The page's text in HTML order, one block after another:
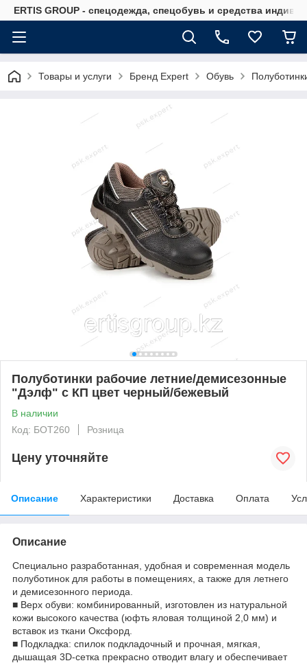
ERTIS GROUP - спецодежда, спецобувь и средства
Товары и услуги Бренд Expert Обувь
Полуботинки рабочие летние/демисезонные
"Дэлф" с КП цвет черный/бежевый
В наличии
Код: БОТ260
Розница
Цену уточняйте
Описание Характеристики Доставка Оплата
Описание
Специально разработанная, удобная и современная модель
полуботинок для работы в помещениях, а также для летнего
и демисезонного периода.
■ Верх обуви: комбинированный, изготовлен из натуральной
кожи высокого качества (юфть яловая толщиной 2,0 мм) и
вставок из ткани Оксфорд.
■ Подкладка: спилок подкладочный и прочная, мягкая,
дышащая 3D-сетка прекрасно отводит влагу и обеспечивает